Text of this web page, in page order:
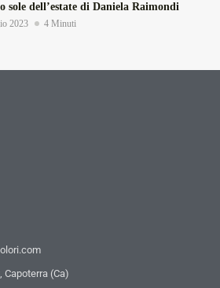
sole dell’estate di Daniela Raimondi
2023 4 Minuti
Capoterra (Ca)